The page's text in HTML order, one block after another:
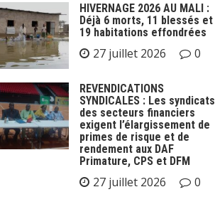
HIVERNAGE 2026 AU MALI :
Déjà 6 morts, 11 blessés et
19 habitations effondrées
27 juillet 2026 0
REVENDICATIONS
SYNDICALES : Les syndicats
des secteurs financiers
exigent l’élargissement de
primes de risque et de
rendement aux DAF
Primature, CPS et DFM
27 juillet 2026 0